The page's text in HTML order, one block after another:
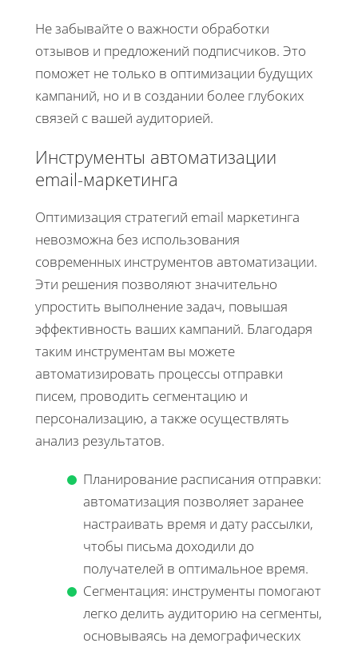
Не забывайте о важности обработки
отзывов и предложений подписчиков. Это
поможет не только в оптимизации будущих
кампаний, но и в создании более глубоких
связей с вашей аудиторией.
Инструменты автоматизации
email-маркетинга
Оптимизация стратегий email маркетинга
невозможна без использования
современных инструментов автоматизации.
Эти решения позволяют значительно
упростить выполнение задач, повышая
эффективность ваших кампаний. Благодаря
таким инструментам вы можете
автоматизировать процессы отправки
писем, проводить сегментацию и
персонализацию, а также осуществлять
анализ результатов.
Планирование расписания отправки:
автоматизация позволяет заранее
настраивать время и дату рассылки,
чтобы письма доходили до
получателей в оптимальное время.
Сегментация: инструменты помогают
легко делить аудиторию на сегменты,
основываясь на демографических